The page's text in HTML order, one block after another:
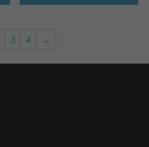
3 4 →